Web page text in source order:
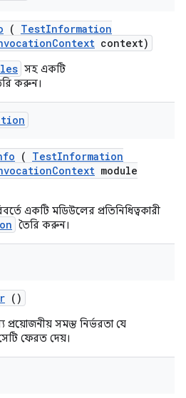
( TestInformation
Context context)
সহ একটি
করুন।
( TestInformation
Context module
একটি মডিউলের প্রতিনিধিত্বকারী
তৈরি করুন।
()
সমস্ত নির্ভরতা যে
ফেরত দেয়।